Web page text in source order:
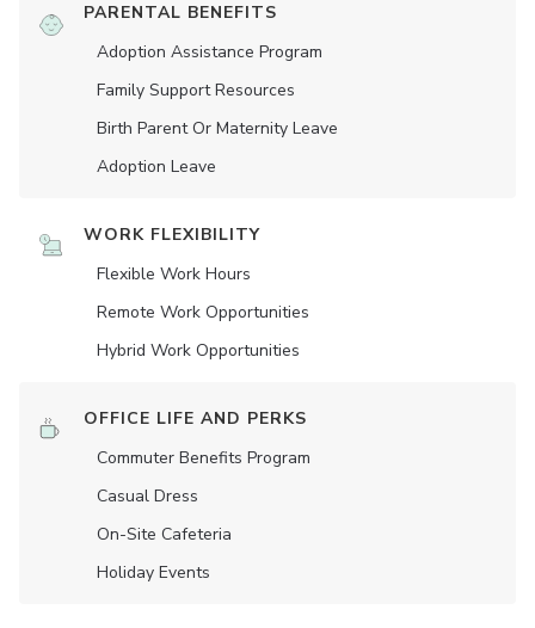
PARENTAL BENEFITS
Adoption Assistance Program
Family Support Resources
Birth Parent Or Maternity Leave
Adoption Leave
WORK FLEXIBILITY
Flexible Work Hours
Remote Work Opportunities
Hybrid Work Opportunities
OFFICE LIFE AND PERKS
Commuter Benefits Program
Casual Dress
On-Site Cafeteria
Holiday Events